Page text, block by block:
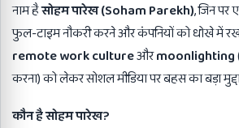
नाम हैसोहम पारेख (Soham Parekh), जिन पर
फुल-टाइम नौकरी करने और कंपनियों को धोखे में
remote work cultureऔरmoonlighting
करना) को लेकर सोशल मीडिया पर बहस का बड़ा
कौन है सोहम पारेख?